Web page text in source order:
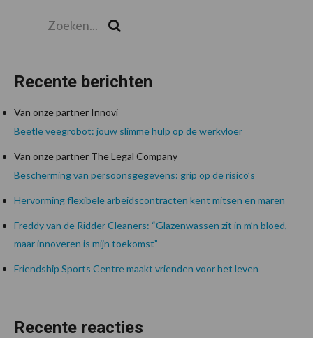
Recente berichten
Van onze partner Innovi
Beetle veegrobot: jouw slimme hulp op de werkvloer
Van onze partner The Legal Company
Bescherming van persoonsgegevens: grip op de risico’s
Hervorming flexibele arbeidscontracten kent mitsen en maren
Freddy van de Ridder Cleaners: “Glazenwassen zit in m’n bloed,
maar innoveren is mijn toekomst”
Friendship Sports Centre maakt vrienden voor het leven
Recente reacties